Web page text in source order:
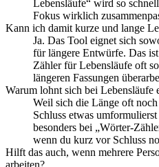
Lebensläufe“ wird so
Fokus wirklich
Kann ich damit kurze und lange
Ja. Das Tool eignet sich
für längere Entwürfe. Das
Zähler für Lebensläufe oft
längeren Fassungen
Warum lohnt sich bei Lebensläufe
Weil sich die Länge oft
Schluss etwas
besonders bei „Wörter-
wenn du kurz vor Schluss
Hilft das auch, wenn mehrere
arbeiten?